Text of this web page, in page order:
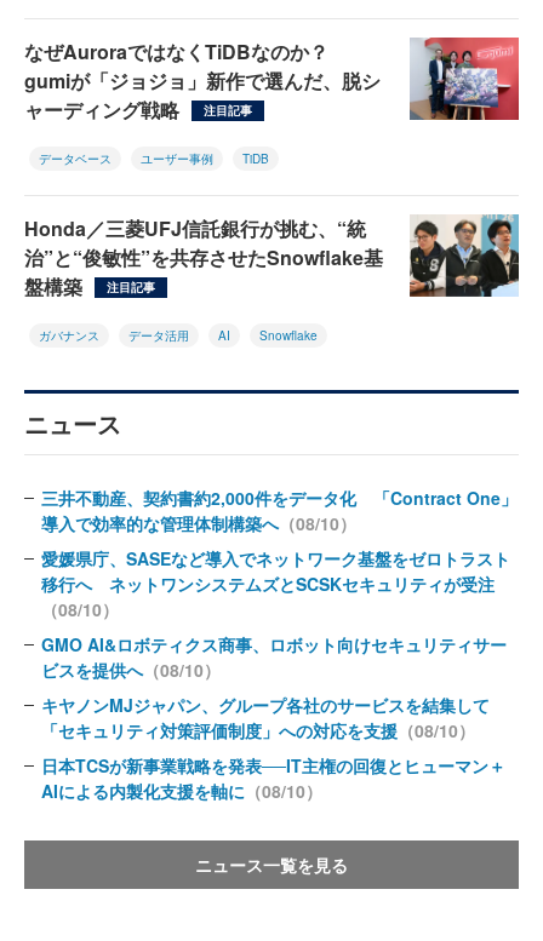
なぜAuroraではなくTiDBなのか？
gumiが「ジョジョ」新作で選んだ、脱シ
ャーディング戦略
注目記事
データベース ユーザー事例 TiDB
Honda／三菱UFJ信託銀行が挑む、“統
治”と“俊敏性”を共存させたSnowflake基
盤構築
注目記事
ガバナンス データ活用 AI Snowflake
ニュース
三井不動産、契約書約2,000件をデータ化 「Contract One」
導入で効率的な管理体制構築へ（08/10）
愛媛県庁、SASEなど導入でネットワーク基盤をゼロトラスト
移行へ ネットワンシステムズとSCSKセキュリティが受注
（08/10）
GMO AI&ロボティクス商事、ロボット向けセキュリティサー
ビスを提供へ（08/10）
キヤノンMJジャパン、グループ各社のサービスを結集して
「セキュリティ対策評価制度」への対応を支援 （08/10）
日本TCSが新事業戦略を発表──IT主権の回復とヒューマン＋
AIによる内製化支援を軸に （08/10）
ニュース一覧を見る